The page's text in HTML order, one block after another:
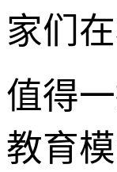
家们
值得
教育